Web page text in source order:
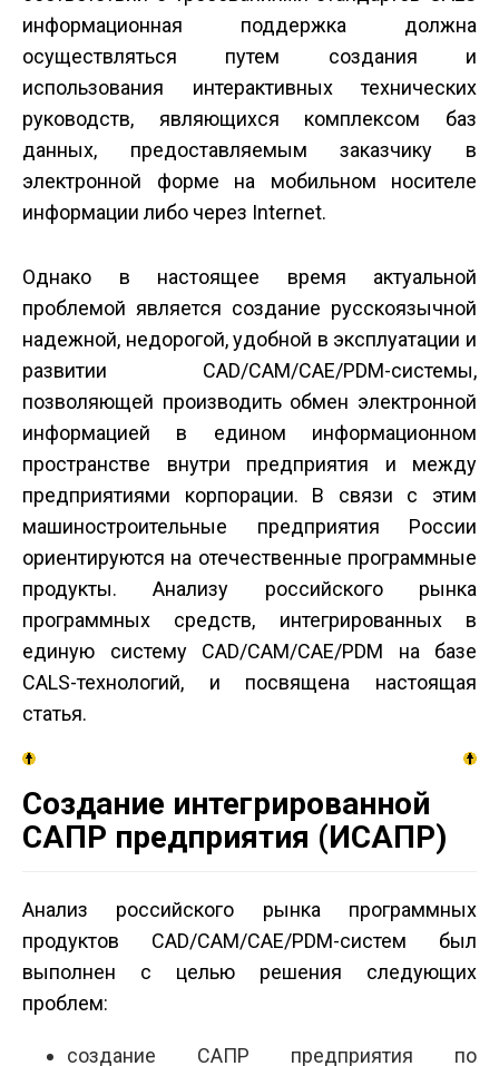
информационная поддержка должна
осуществляться путем создания и
использования интерактивных технических
руководств, являющихся комплексом баз
данных, предоставляемым заказчику в
электронной форме на мобильном носителе
информации либо через Internet.
Однако в настоящее время актуальной
проблемой является создание русскоязычной
надежной, недорогой, удобной в эксплуатации и
развитии CAD/CAM/CAE/PDM-системы,
позволяющей производить обмен электронной
информацией в едином информационном
пространстве внутри предприятия и между
предприятиями корпорации. В связи с этим
машиностроительные предприятия России
ориентируются на отечественные программные
продукты. Анализу российского рынка
программных средств, интегрированных в
единую систему CAD/CAM/CAE/PDM на базе
CALS-технологий, и посвящена настоящая
статья.
Создание интегрированной
САПР предприятия (ИСАПР)
Анализ российского рынка программных
продуктов CAD/CAM/CAE/PDM-систем был
выполнен с целью решения следующих
проблем:
создание САПР предприятия по